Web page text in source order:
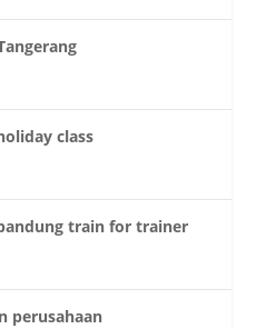
class
train for trainer
perusahaan